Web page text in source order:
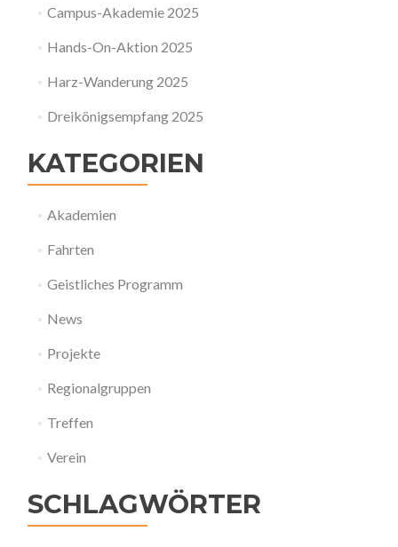
Campus-Akademie 2025
Hands-On-Aktion 2025
Harz-Wanderung 2025
Dreikönigsempfang 2025
KATEGORIEN
Akademien
Fahrten
Geistliches Programm
News
Projekte
Regionalgruppen
Treffen
Verein
SCHLAGWÖRTER